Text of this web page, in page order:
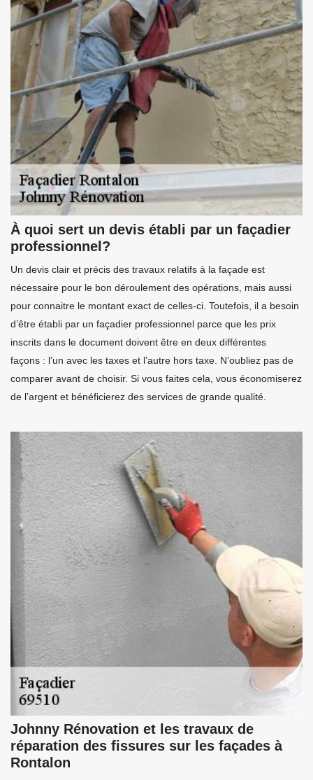
À quoi sert un devis établi par un façadier
professionnel?
Un devis clair et précis des travaux relatifs à la façade est
nécessaire pour le bon déroulement des opérations, mais aussi
pour connaitre le montant exact de celles-ci. Toutefois, il a besoin
d’être établi par un façadier professionnel parce que les prix
inscrits dans le document doivent être en deux différentes
façons : l’un avec les taxes et l’autre hors taxe. N’oubliez pas de
comparer avant de choisir. Si vous faites cela, vous économiserez
de l’argent et bénéficierez des services de grande qualité.
Johnny Rénovation et les travaux de
réparation des fissures sur les façades à
Rontalon